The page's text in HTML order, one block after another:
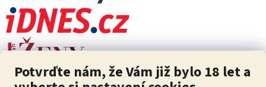
Potvrďte nám, že Vám již bylo 18 let a